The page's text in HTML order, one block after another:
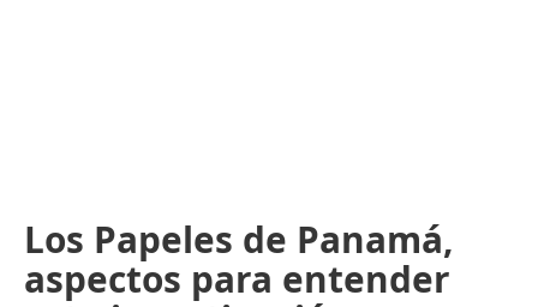
Los Papeles de Panamá,
aspectos para entender